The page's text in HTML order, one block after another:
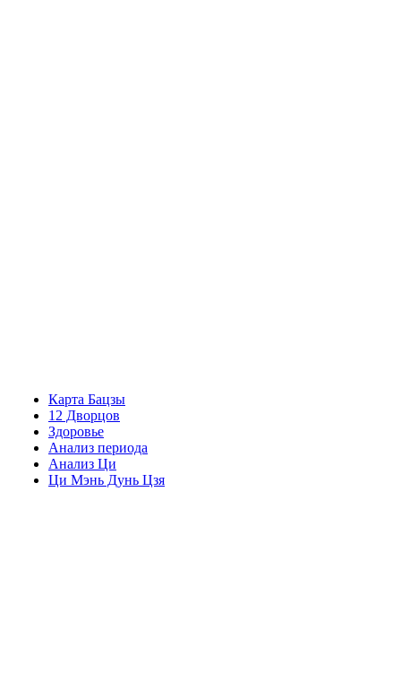
Карта Бацзы
12 Дворцов
Здоровье
Анализ периода
Анализ Ци
Ци Мэнь Дунь Цзя